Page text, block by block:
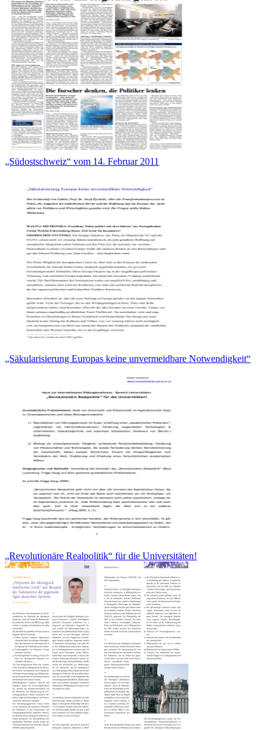
„Südostschweiz“ vom 14. Februar 2011
„Säkularisierung Europas keine unvermeidbare Notwendigkeit“
„Revolutionäre Realpolitik“ für die Universitäten!